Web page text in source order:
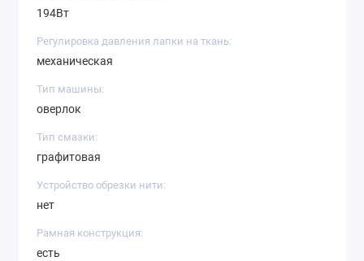
194Вт
Регулировка давления лапки на ткань:
механическая
Тип машины:
оверлок
Тип смазки:
графитовая
Устройство обрезки нити:
нет
Рамная конструкция:
есть